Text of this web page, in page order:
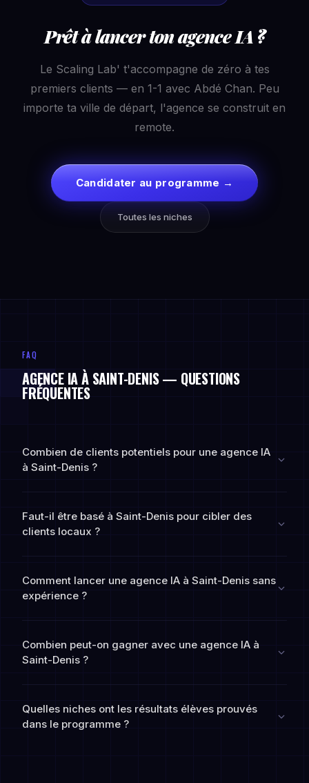
Prêt à lancer ton agence IA ?
Le Scaling Lab' t'accompagne de zéro à tes
premiers clients — en 1-1 avec Abdé Chan. Peu
importe ta ville de départ, l'agence se construit en
remote.
Candidater au programme →
Toutes les niches
FAQ
AGENCE IA À SAINT-DENIS — QUESTIONS
FRÉQUENTES
Combien de clients potentiels pour une agence IA
à Saint-Denis ?
Faut-il être basé à Saint-Denis pour cibler des
clients locaux ?
Comment lancer une agence IA à Saint-Denis sans
expérience ?
Combien peut-on gagner avec une agence IA à
Saint-Denis ?
Quelles niches ont les résultats élèves prouvés
dans le programme ?